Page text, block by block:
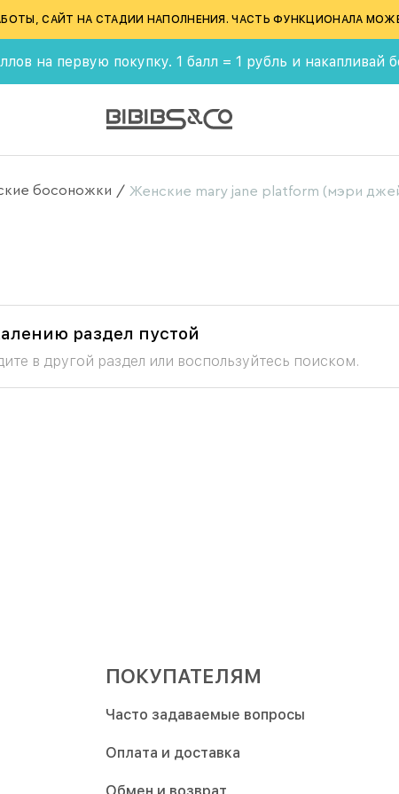
САЙТ НА СТАДИИ НАПОЛНЕНИЯ. ЧАСТЬ ФУНКЦИОНАЛА
на первую покупку. 1 балл = 1 рубль и накапливай
босоножки / Женские mary jane platform (мэри
раздел пустой
в другой раздел или воспользуйтесь поиском.
ПОКУПАТЕЛЯМ
Часто задаваемые вопросы
Оплата и доставка